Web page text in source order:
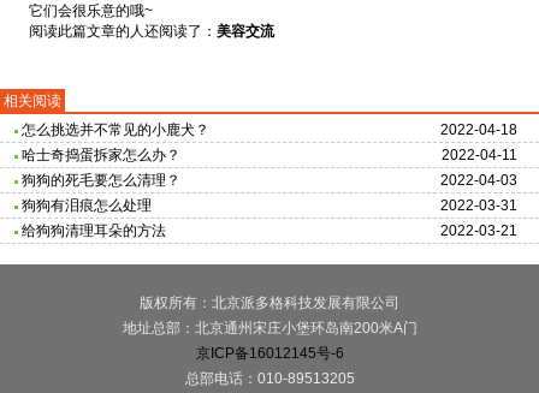
它们会很乐意的哦~
阅读此篇文章的人还阅读了： 美容交流
相关阅读
2022-04-18
怎么挑选并不常见的小鹿犬？
2022-04-11
哈士奇捣蛋拆家怎么办？
2022-04-03
狗狗的死毛要怎么清理？
2022-03-31
狗狗有泪痕怎么处理
2022-03-21
给狗狗清理耳朵的方法
版权所有：北京派多格科技发展有限公司
地址总部：北京通州宋庄小堡环岛南200米A门
京ICP备16012145号-6
总部电话：010-89513205